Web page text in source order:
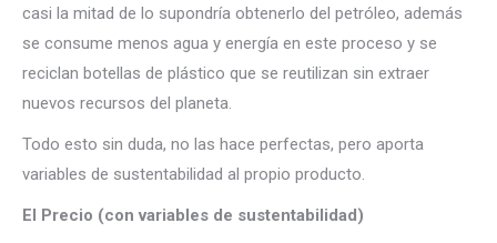
casi la mitad de lo supondría obtenerlo del petróleo, además
se consume menos agua y energía en este proceso y se
reciclan botellas de plástico que se reutilizan sin extraer
nuevos recursos del planeta.
Todo esto sin duda, no las hace perfectas, pero aporta
variables de sustentabilidad al propio producto.
El Precio (con variables de sustentabilidad)